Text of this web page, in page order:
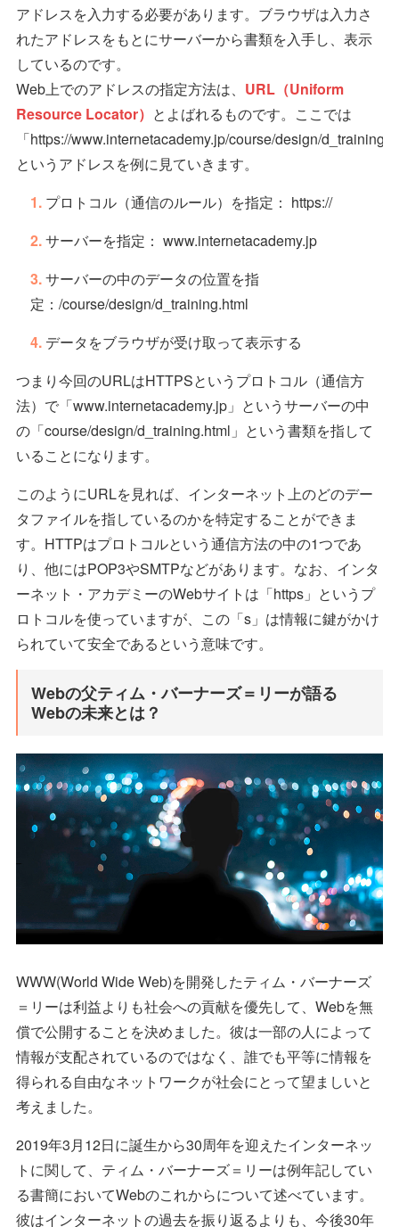
アドレスを入力する必要があります。ブラウザは入力さ
れたアドレスをもとにサーバーから書類を入手し、表示
しているのです。
Web上でのアドレスの指定方法は、 URL（Uniform
Resource Locator） とよばれるものです。ここでは
「https://www.internetacademy.jp/course/design/
というアドレスを例に見ていきます。
プロトコル（通信のルール）を指定： https://
サーバーを指定： www.internetacademy.jp
サーバーの中のデータの位置を指
定：/course/design/d_training.html
データをブラウザが受け取って表示する
つまり今回のURLはHTTPSというプロトコル（通信方
法）で「www.internetacademy.jp」というサーバーの中
の「course/design/d_training.html」という書類を指して
いることになります。
このようにURLを見れば、インターネット上のどのデー
タファイルを指しているのかを特定することができま
す。HTTPはプロトコルという通信方法の中の1つであ
り、他にはPOP3やSMTPなどがあります。なお、インタ
ーネット・アカデミーのWebサイトは「https」というプ
ロトコルを使っていますが、この「s」は情報に鍵がかけ
られていて安全であるという意味です。
Webの父ティム・バーナーズ＝リーが語る
Webの未来とは？
WWW(World Wide Web)を開発したティム・バーナーズ
＝リーは利益よりも社会への貢献を優先して、Webを無
償で公開することを決めました。彼は一部の人によって
情報が支配されているのではなく、誰でも平等に情報を
得られる自由なネットワークが社会にとって望ましいと
考えました。
2019年3月12日に誕生から30周年を迎えたインターネッ
トに関して、ティム・バーナーズ＝リーは例年記してい
る書簡においてWebのこれからについて述べています。
彼はインターネットの過去を振り返るよりも、今後30年